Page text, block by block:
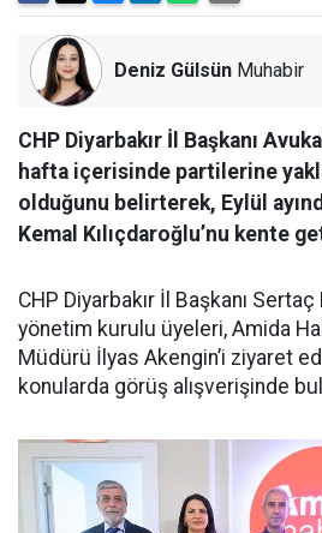
Deniz Gülsün Muhabir
CHP Diyarbakır İl Başkanı
hafta içerisinde partilerine
olduğunu belirterek, Eylül
Kemal Kılıçdaroğlu’nu kente
CHP Diyarbakır İl Başkanı
yönetim kurulu üyeleri, Amida
Müdürü İlyas Akengin’i ziyaret
konularda görüş alışverişinde